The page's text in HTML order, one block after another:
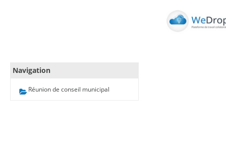
Navigation
Réunion de conseil municipal